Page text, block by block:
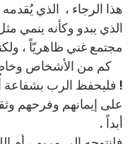
هذا الرجاء ، الذي
الذي يبدو وكأنه
مجتمع غني ظاهريّاً ،
كم من الأشخاص
! فليحفظ الرب بشفاعة
على إيمانهم وفرحهم
أبداً .